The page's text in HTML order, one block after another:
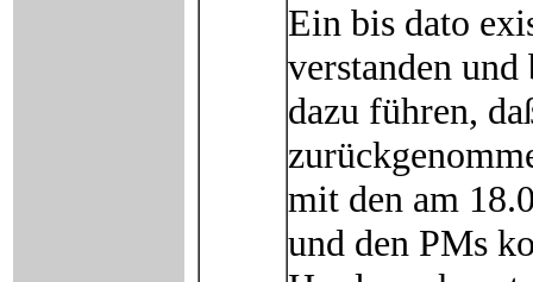
Ein bis dato
verstanden
dazu führen,
mit den am
und den PMs